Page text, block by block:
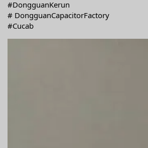
#DongguanKerun
# DongguanCapacitorFactory
#Cucab